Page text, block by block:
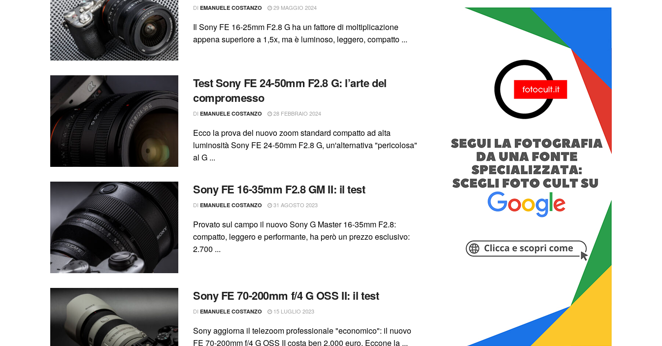
DI EMANUELE COSTANZO 29 MAGGIO 2024
Il Sony FE 16-25mm F2.8 G ha un fattore di moltiplicazione
appena superiore a 1,5x, ma è luminoso, leggero, compatto ...
Test Sony FE 24-50mm F2.8 G: l’arte del
compromesso
DI EMANUELE COSTANZO 28 FEBBRAIO 2024
Ecco la prova del nuovo zoom standard compatto ad alta
luminosità Sony FE 24-50mm F2.8 G, un'alternativa "pericolosa"
al G ...
Sony FE 16-35mm F2.8 GM II: il test
DI EMANUELE COSTANZO 31 AGOSTO 2023
Provato sul campo il nuovo Sony G Master 16-35mm F2.8:
compatto, leggero e performante, ha però un prezzo esclusivo:
2.700 ...
Sony FE 70-200mm f/4 G OSS II: il test
DI EMANUELE COSTANZO 15 LUGLIO 2023
Sony aggiorna il telezoom professionale "economico": il nuovo
FE 70-200mm f/4 G OSS II costa ben 2.000 euro. Eccone la ...